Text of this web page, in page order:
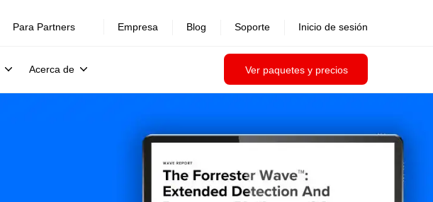
Acerca de Ver paquetes y precios
Para Partners Empresa Blog Soporte Inicio de sesión